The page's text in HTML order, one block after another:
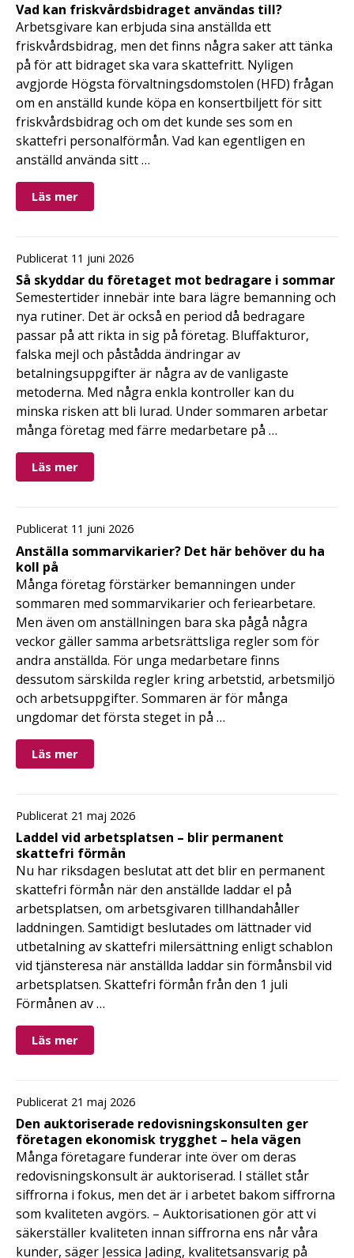
Vad kan friskvårdsbidraget användas till?
Arbetsgivare kan erbjuda sina anställda ett
friskvårdsbidrag, men det finns några saker att tänka
på för att bidraget ska vara skattefritt. Nyligen
avgjorde Högsta förvaltningsdomstolen (HFD) frågan
om en anställd kunde köpa en konsertbiljett för sitt
friskvårdsbidrag och om det kunde ses som en
skattefri personalförmån. Vad kan egentligen en
anställd använda sitt …
Läs mer
Publicerat 11 juni 2026
Så skyddar du företaget mot bedragare i sommar
Semestertider innebär inte bara lägre bemanning och
nya rutiner. Det är också en period då bedragare
passar på att rikta in sig på företag. Bluffakturor,
falska mejl och påstådda ändringar av
betalningsuppgifter är några av de vanligaste
metoderna. Med några enkla kontroller kan du
minska risken att bli lurad. Under sommaren arbetar
många företag med färre medarbetare på …
Läs mer
Publicerat 11 juni 2026
Anställa sommarvikarier? Det här behöver du ha
koll på
Många företag förstärker bemanningen under
sommaren med sommarvikarier och feriearbetare.
Men även om anställningen bara ska pågå några
veckor gäller samma arbetsrättsliga regler som för
andra anställda. För unga medarbetare finns
dessutom särskilda regler kring arbetstid, arbetsmiljö
och arbetsuppgifter. Sommaren är för många
ungdomar det första steget in på …
Läs mer
Publicerat 21 maj 2026
Laddel vid arbetsplatsen – blir permanent
skattefri förmån
Nu har riksdagen beslutat att det blir en permanent
skattefri förmån när den anställde laddar el på
arbetsplatsen, om arbetsgivaren tillhandahåller
laddningen. Samtidigt beslutades om lättnader vid
utbetalning av skattefri milersättning enligt schablon
vid tjänsteresa när anställda laddar sin förmånsbil vid
arbetsplatsen. Skattefri förmån från den 1 juli
Förmånen av …
Läs mer
Publicerat 21 maj 2026
Den auktoriserade redovisningskonsulten ger
företagen ekonomisk trygghet – hela vägen
Många företagare funderar inte över om deras
redovisningskonsult är auktoriserad. I stället står
siffrorna i fokus, men det är i arbetet bakom siffrorna
som kvaliteten avgörs. – Auktorisationen gör att vi
säkerställer kvaliteten innan siffrorna ens når våra
kunder, säger Jessica Jading, kvalitetsansvarig på